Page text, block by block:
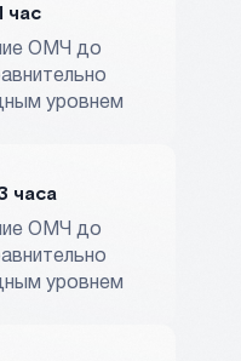
час
ОМЧ до
уровнем
часа
ОМЧ до
уровнем